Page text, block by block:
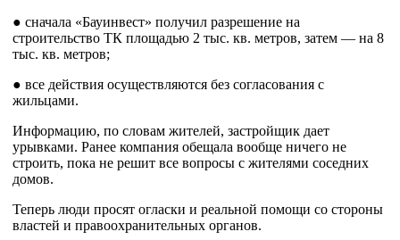
● сначала «Бауинвест» получил разрешение на
строительство ТК площадью 2 тыс. кв. метров, затем — на 8
тыс. кв. метров;
● все действия осуществляются без согласования с
жильцами.
Информацию, по словам жителей, застройщик дает
урывками. Ранее компания обещала вообще ничего не
строить, пока не решит все вопросы с жителями соседних
домов.
Теперь люди просят огласки и реальной помощи со стороны
властей и правоохранительных органов.